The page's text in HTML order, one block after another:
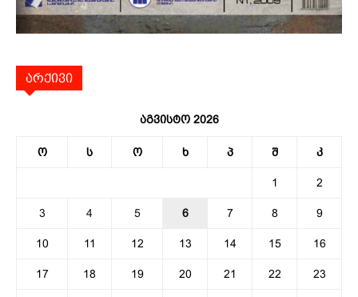
არქივი
აგვისტო 2026
ო ს ო ხ პ შ კ
1 2
3 4 5 6 7 8 9
10 11 12 13 14 15 16
17 18 19 20 21 22 23